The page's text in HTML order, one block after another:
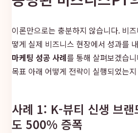
이론만으로는 충분하지 않습니다. 비
떻게 실제 비즈니스 현장에서 성과를
마케팅 성공 사례를 통해 살펴보겠습
목표 아래 어떻게 전략이 실행되었는
사례 1: K-뷰티 신생 브랜
도 500% 증폭